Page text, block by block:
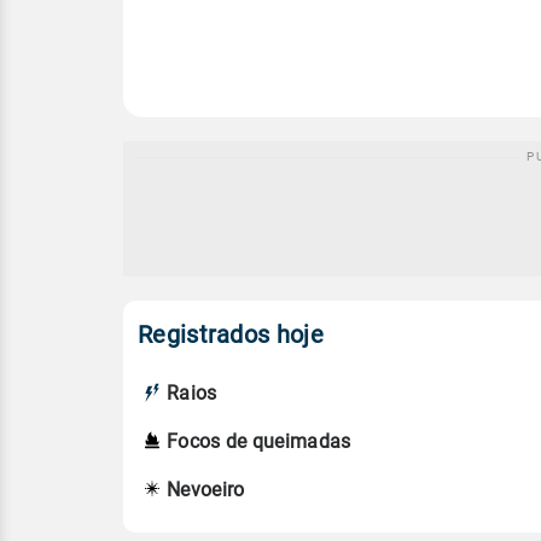
Registrados hoje
Raios
Focos de queimadas
Nevoeiro